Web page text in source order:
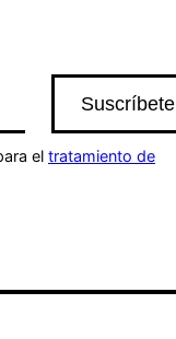
el tratamiento de